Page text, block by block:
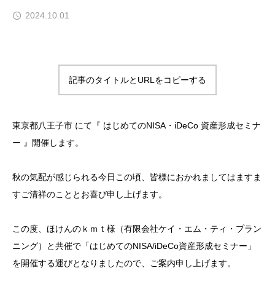
2024.10.01
記事のタイトルとURLをコピーする
東京都八王子市 にて『 はじめてのNISA・iDeCo 資産形成セミナ
ー 』開催します。
秋の気配が感じられる今日この頃、皆様におかれましてはますま
すご清祥のこととお喜び申し上げます。
この度、ほけんのｋｍｔ様（有限会社ケイ・エム・ティ・プラン
ニング）と共催で「はじめてのNISA/iDeCo資産形成セミナー」
を開催する運びとなりましたので、ご案内申し上げます。